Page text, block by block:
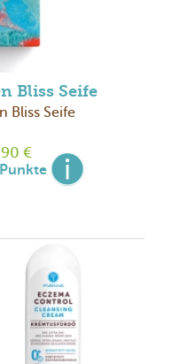
Bliss Seife
Bliss Seife
€